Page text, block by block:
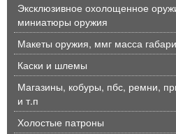
Эксклюзивное охолощенное
миниатюры оружия
Макеты оружия, ммг масса
Каски и шлемы
Магазины, кобуры, пбс, ремни,
и т.п
Холостые патроны